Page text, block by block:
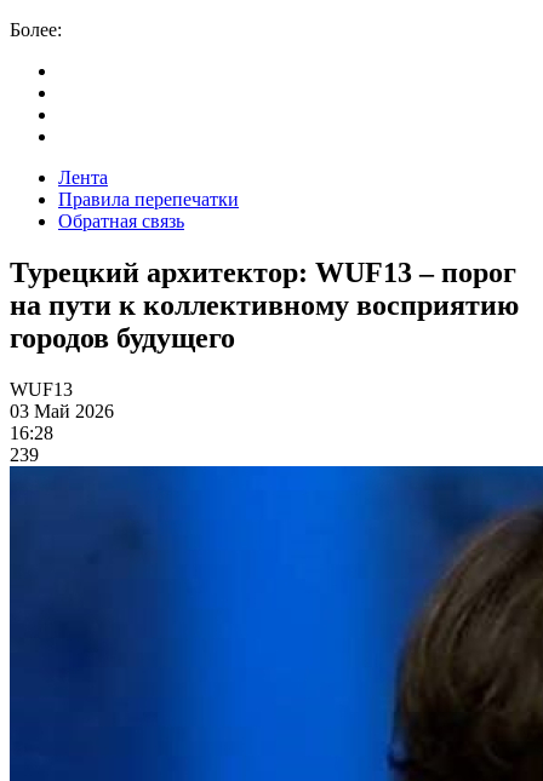
Более:
Лента
Правила перепечатки
Обратная связь
Турецкий архитектор: WUF13 – порог
на пути к коллективному восприятию
городов будущего
WUF13
03 Май 2026
16:28
239